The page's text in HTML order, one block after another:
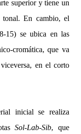
superior y tiene un
tonal. En cambio, el
15) se ubica en las
cromática, que va
en el corto
inicial se realiza
Sol-Lab-Sib, que